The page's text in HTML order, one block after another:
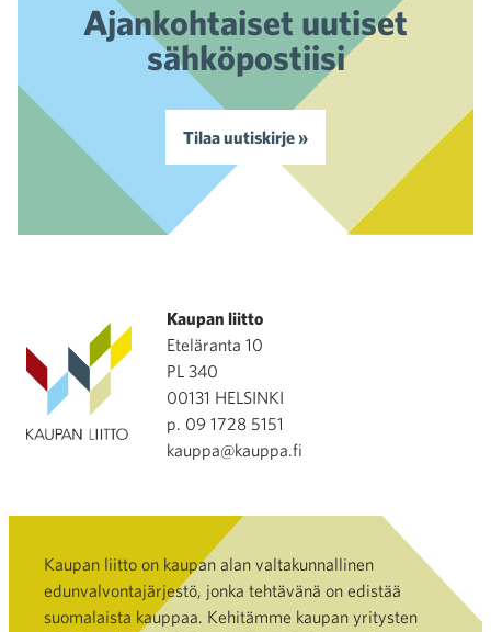
Ajankohtaiset uutiset
sähköpostiisi
Tilaa uutiskirje »
Kaupan liitto
Eteläranta 10
PL 340
00131 HELSINKI
p. 09 1728 5151
kauppa@kauppa.fi
Kaupan liitto on kaupan alan valtakunnallinen
edunvalvontajärjestö, jonka tehtävänä on edistää
suomalaista kauppaa. Kehitämme kaupan yritysten